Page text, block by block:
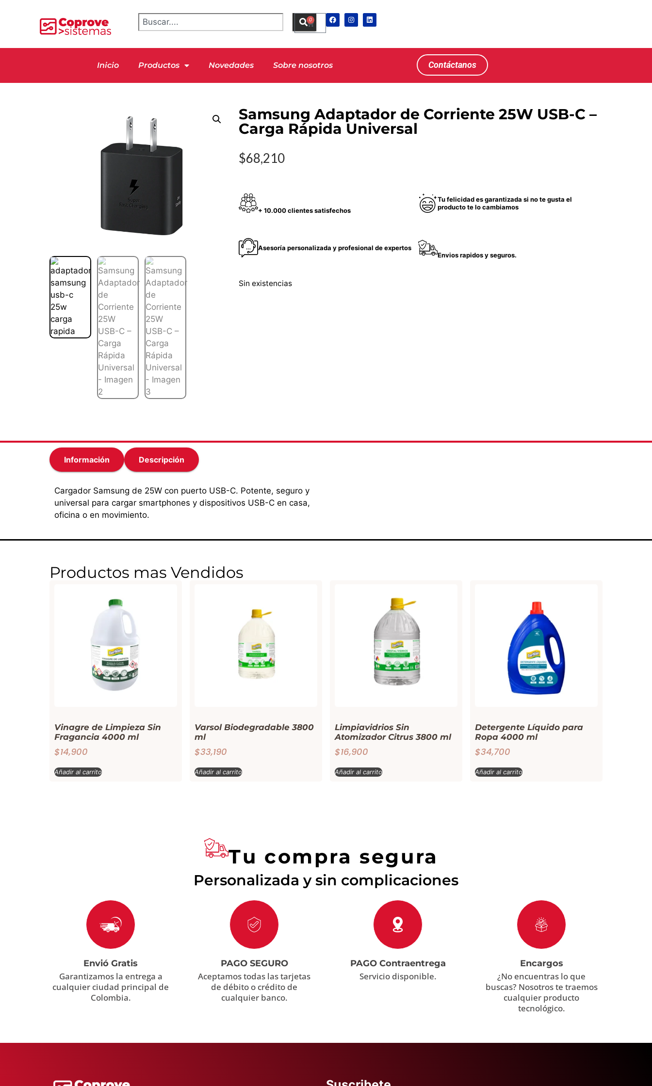
0
Inicio Productos Novedades Sobre nosotros Contáctanos
Samsung Adaptador de Corriente 25W USB-C –
Carga Rápida Universal
$68,210
+ 10.000 clientes satisfechos
Tu felicidad es garantizada si no te gusta el
producto te lo cambiamos
Asesoría personalizada y profesional de expertos
Envios rapidos y seguros.
Sin existencias
Información Descripción
Cargador Samsung de 25W con puerto USB-C. Potente, seguro y
universal para cargar smartphones y dispositivos USB-C en casa,
oficina o en movimiento.
Productos mas Vendidos
Vinagre de Limpieza Sin
Fragancia 4000 ml
$14,900
Añadir al carrito
Varsol Biodegradable 3800
ml
$33,190
Añadir al carrito
Limpiavidrios Sin
Atomizador Citrus 3800 ml
$16,900
Añadir al carrito
Detergente Líquido para
Ropa 4000 ml
$34,700
Añadir al carrito
Tu compra segura
Personalizada y sin complicaciones
Envió Gratis
Garantizamos la entrega a
cualquier ciudad principal de
Colombia.
PAGO SEGURO
Aceptamos todas las tarjetas
de débito o crédito de
cualquier banco.
PAGO Contraentrega
Servicio disponible.
Encargos
¿No encuentras lo que
buscas? Nosotros te traemos
cualquier producto
tecnológico.